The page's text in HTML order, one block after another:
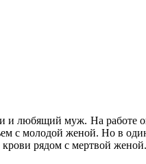
любящий муж. На работе
с молодой женой. Но в
рядом с мертвой